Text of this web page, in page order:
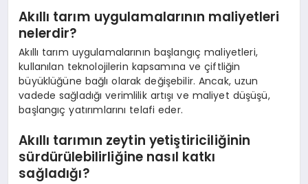
Akıllı tarım uygulamalarının maliyetleri
nelerdir?
Akıllı tarım uygulamalarının başlangıç maliyetleri,
kullanılan teknolojilerin kapsamına ve çiftliğin
büyüklüğüne bağlı olarak değişebilir. Ancak, uzun
vadede sağladığı verimlilik artışı ve maliyet düşüşü,
başlangıç yatırımlarını telafi eder.
Akıllı tarımın zeytin yetiştiriciliğinin
sürdürülebilirliğine nasıl katkı
sağladığı?